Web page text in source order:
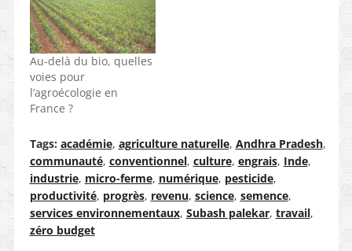
Au-delà du bio, quelles
voies pour
l’agroécologie en
France ?
Tags: académie, agriculture naturelle, Andhra Pradesh,
communauté, conventionnel, culture, engrais, Inde,
industrie, micro-ferme, numérique, pesticide,
productivité, progrès, revenu, science, semence,
services environnementaux, Subash palekar, travail,
zéro budget